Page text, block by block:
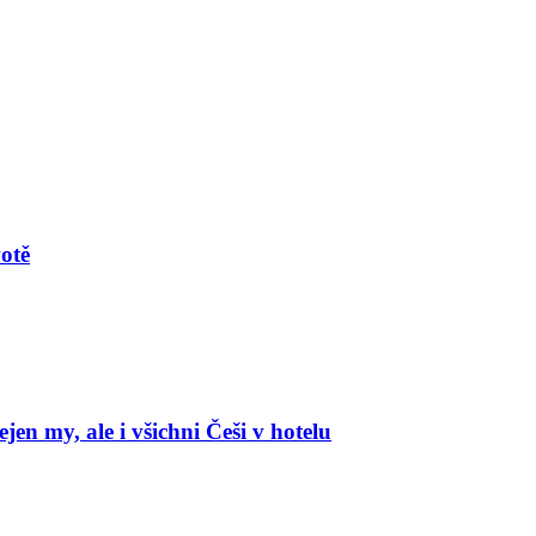
my, ale i všichni Češi v hotelu